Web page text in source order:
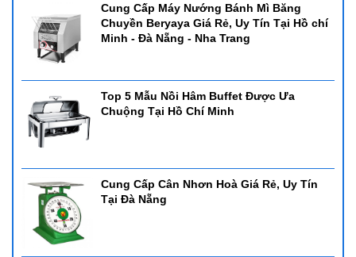
Cung Cấp Máy Nướng Bánh Mì Băng
Chuyền Beryaya Giá Rẻ, Uy Tín Tại Hồ chí
Minh - Đà Nẵng - Nha Trang
Top 5 Mẫu Nồi Hâm Buffet Được Ưa
Chuộng Tại Hồ Chí Minh
Cung Cấp Cân Nhơn Hoà Giá Rẻ, Uy Tín
Tại Đà Nẵng